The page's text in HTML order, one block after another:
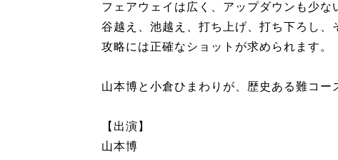
フェアウェイは広く、アップダウンも少な
谷越え、池越え、打ち上げ、打ち下ろし、
攻略には正確なショットが求められます。
山本博と小倉ひまわりが、歴史ある難コー
【出演】
山本博